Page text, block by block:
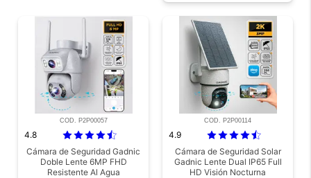
COD. P2P00057
4.8
Cámara de Seguridad Gadnic
Doble Lente 6MP FHD
Resistente Al Agua
COD. P2P00114
4.9
Cámara de Seguridad Solar
Gadnic Lente Dual IP65 Full
HD Visión Nocturna